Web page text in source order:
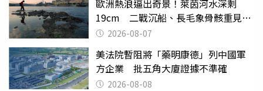
歐洲熱浪逼出奇景！萊茵河水深剩
19cm 二戰沉船、長毛象骨骸重見天
日 2026-08-07
美法院暫阻將「藥明康德」列中國軍
方企業 批五角大廈證據不準確
2026-08-08